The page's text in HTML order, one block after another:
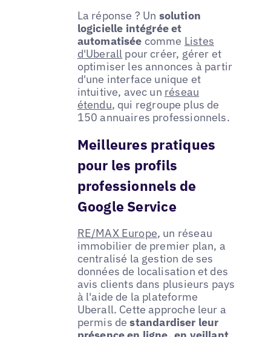
La réponse ? Un solution
logicielle intégrée et
automatisée comme Listes
d'Uberall pour créer, gérer et
optimiser les annonces à partir
d'une interface unique et
intuitive, avec un réseau
étendu, qui regroupe plus de
150 annuaires professionnels.
Meilleures pratiques
pour les profils
professionnels de
Google Service
RE/MAX Europe, un réseau
immobilier de premier plan, a
centralisé la gestion de ses
données de localisation et des
avis clients dans plusieurs pays
à l'aide de la plateforme
Uberall. Cette approche leur a
permis destandardiser leur